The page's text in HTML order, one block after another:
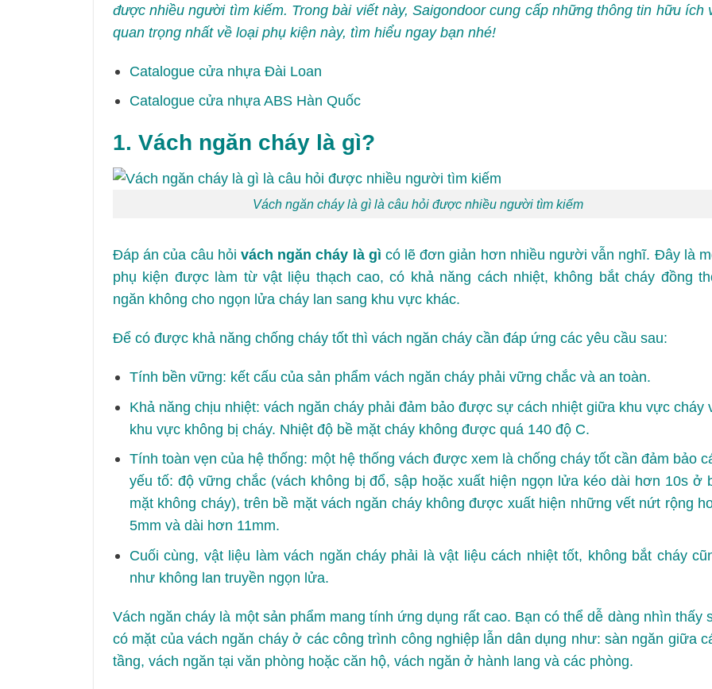
được nhiều người tìm kiếm. Trong bài viết này,Saigondoorcung cấp những thông tin hữu ích
quan trọng nhất về loại phụ kiện này, tìm hiểu ngay bạn nhé!
Catalogue cửa nhựa Đài Loan
Catalogue cửa nhựa ABS Hàn Quốc
1. Vách ngăn cháy là gì?
Vách ngăn cháy là gì là câu hỏi được nhiều người tìm kiếm
Đáp án của câu hỏi vách ngăn cháy là gì có lẽ đơn giản hơn nhiều người vẫn nghĩ. Đây là
phụ kiện được làm từ vật liệu thạch cao, có khả năng cách nhiệt, không bắt cháy đồng
ngăn không cho ngọn lửa cháy lan sang khu vực khác.
Để có được khả năng chống cháy tốt thì vách ngăn cháy cần đáp ứng các yêu cầu sau:
Tính bền vững: kết cấu của sản phẩm vách ngăn cháy phải vững chắc và an toàn.
Khả năng chịu nhiệt: vách ngăn cháy phải đảm bảo được sự cách nhiệt giữa khu vực cháy
khu vực không bị cháy. Nhiệt độ bề mặt cháy không được quá 140 độ C.
Tính toàn vẹn của hệ thống: một hệ thống vách được xem là chống cháy tốt cần đảm bảo
yếu tố: độ vững chắc (vách không bị đổ, sập hoặc xuất hiện ngọn lửa kéo dài hơn 10s ở
mặt không cháy), trên bề mặt vách ngăn cháy không được xuất hiện những vết nứt rộng
5mm và dài hơn 11mm.
Cuối cùng, vật liệu làm vách ngăn cháy phải là vật liệu cách nhiệt tốt, không bắt cháy
như không lan truyền ngọn lửa.
Vách ngăn cháy là một sản phẩm mang tính ứng dụng rất cao. Bạn có thể dễ dàng nhìn thấy
có mặt của vách ngăn cháy ở các công trình công nghiệp lẫn dân dụng như: sàn ngăn giữa
tầng, vách ngăn tại văn phòng hoặc căn hộ, vách ngăn ở hành lang và các phòng.